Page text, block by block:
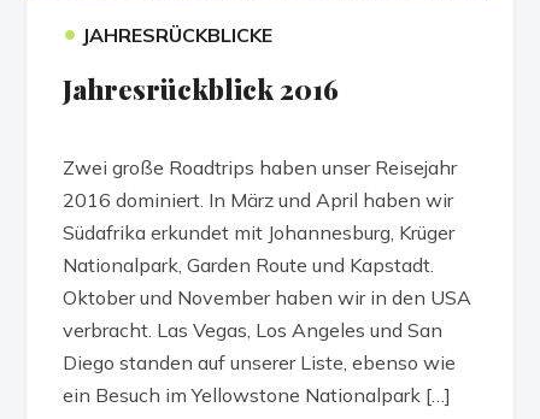
• JAHRESRÜCKBLICKE
Jahresrückblick 2016
Zwei große Roadtrips haben unser Reisejahr
2016 dominiert. In März und April haben wir
Südafrika erkundet mit Johannesburg, Krüger
Nationalpark, Garden Route und Kapstadt.
Oktober und November haben wir in den USA
verbracht. Las Vegas, Los Angeles und San
Diego standen auf unserer Liste, ebenso wie
ein Besuch im Yellowstone Nationalpark […]